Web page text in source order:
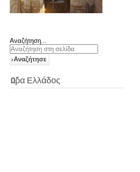
Αναζήτηση...
Αναζήτησε
Ώρα Ελλάδος